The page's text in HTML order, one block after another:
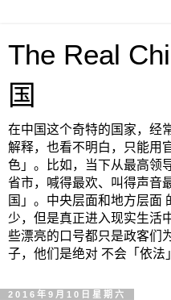
The Real
国
在中国这个奇特的国家，经
解释，也看不明白，只能用
色」。比如，当下从最高领
省市，喊得最欢、叫得声音
国」。中央层面和地方层面
少，但是真正进入现实生活
些漂亮的口号都只是政客们
子，他们是绝对 不会「依法
2016年9月10日星期六